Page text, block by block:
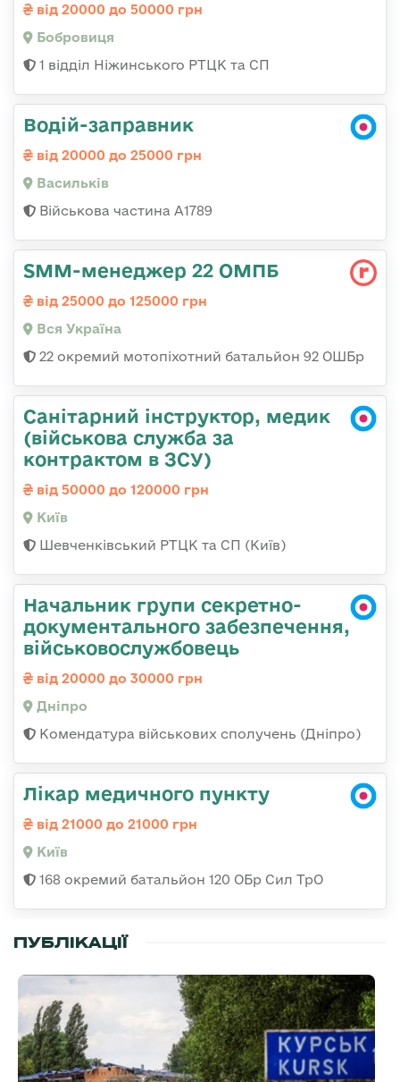
від 20000 до 50000 грн
Бобровиця
1 відділ Ніжинського РТЦК та СП
Водій-заправник
від 20000 до 25000 грн
Васильків
Військова частина А1789
SMM-менеджер 22 ОМПБ
від 25000 до 125000 грн
Вся Україна
22 окремий мотопіхотний батальйон 92 ОШБр
Санітарний інструктор, медик
(військова служба за
контрактом в ЗСУ)
від 50000 до 120000 грн
Київ
Шевченківський РТЦК та СП (Київ)
Начальник групи секретно-
документального забезпечення,
військовослужбовець
від 20000 до 30000 грн
Дніпро
Комендатура військових сполучень (Дніпро)
Лікар медичного пункту
від 21000 до 21000 грн
Київ
168 окремий батальйон 120 ОБр Cил ТрО
ПУБЛІКАЦІЇ